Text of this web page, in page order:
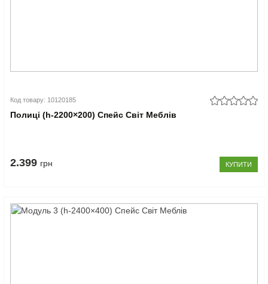
Код товару: 10120185
Полиці (h-2200×200) Спейс Світ Меблів
2.399 грн КУПИТИ